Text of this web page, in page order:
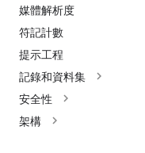
媒體解析度
符記計數
提示工程
記錄和資料集
安全性
架構